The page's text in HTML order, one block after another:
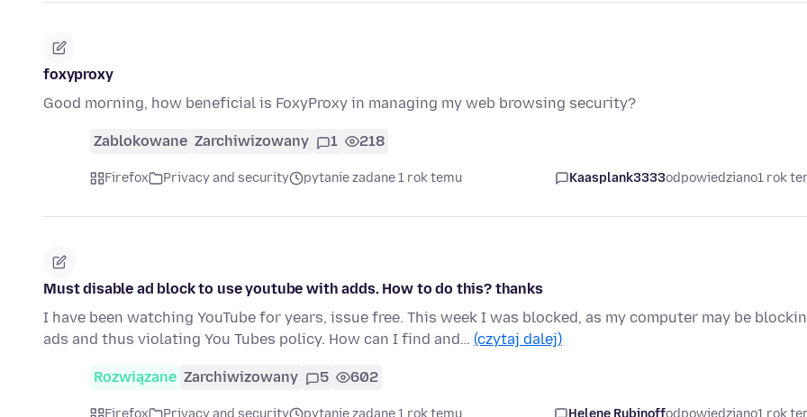
foxyproxy
Good morning, how beneficial is FoxyProxy in managing my web browsing security?
Zablokowane Zarchiwizowany 1 218
Firefox Privacy and security pytanie zadane 1 rok temu Kaasplank3333odpowiedziano1 rok
Must disable ad block to use youtube with adds. How to do this? thanks
I have been watching YouTube for years, issue free. This week I was blocked, as my computer may be
ads and thus violating You Tubes policy. How can I find and… (czytaj dalej)
Rozwiązane Zarchiwizowany 5 602
Firefox Privacy and security pytanie zadane 1 rok temu Helene Rubinoffodpowiedziano1 rok